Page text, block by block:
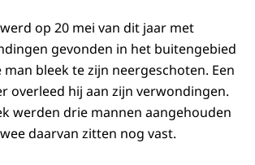
op 20 mei van dit jaar met
gevonden in het buitengebied
bleek te zijn neergeschoten. Een
overleed hij aan zijn verwondingen.
werden drie mannen aangehouden
daarvan zitten nog vast.